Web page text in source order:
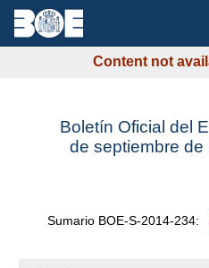
Content not
Boletín Oficial del
de septiembre de
Sumario BOE-S-2014-234: